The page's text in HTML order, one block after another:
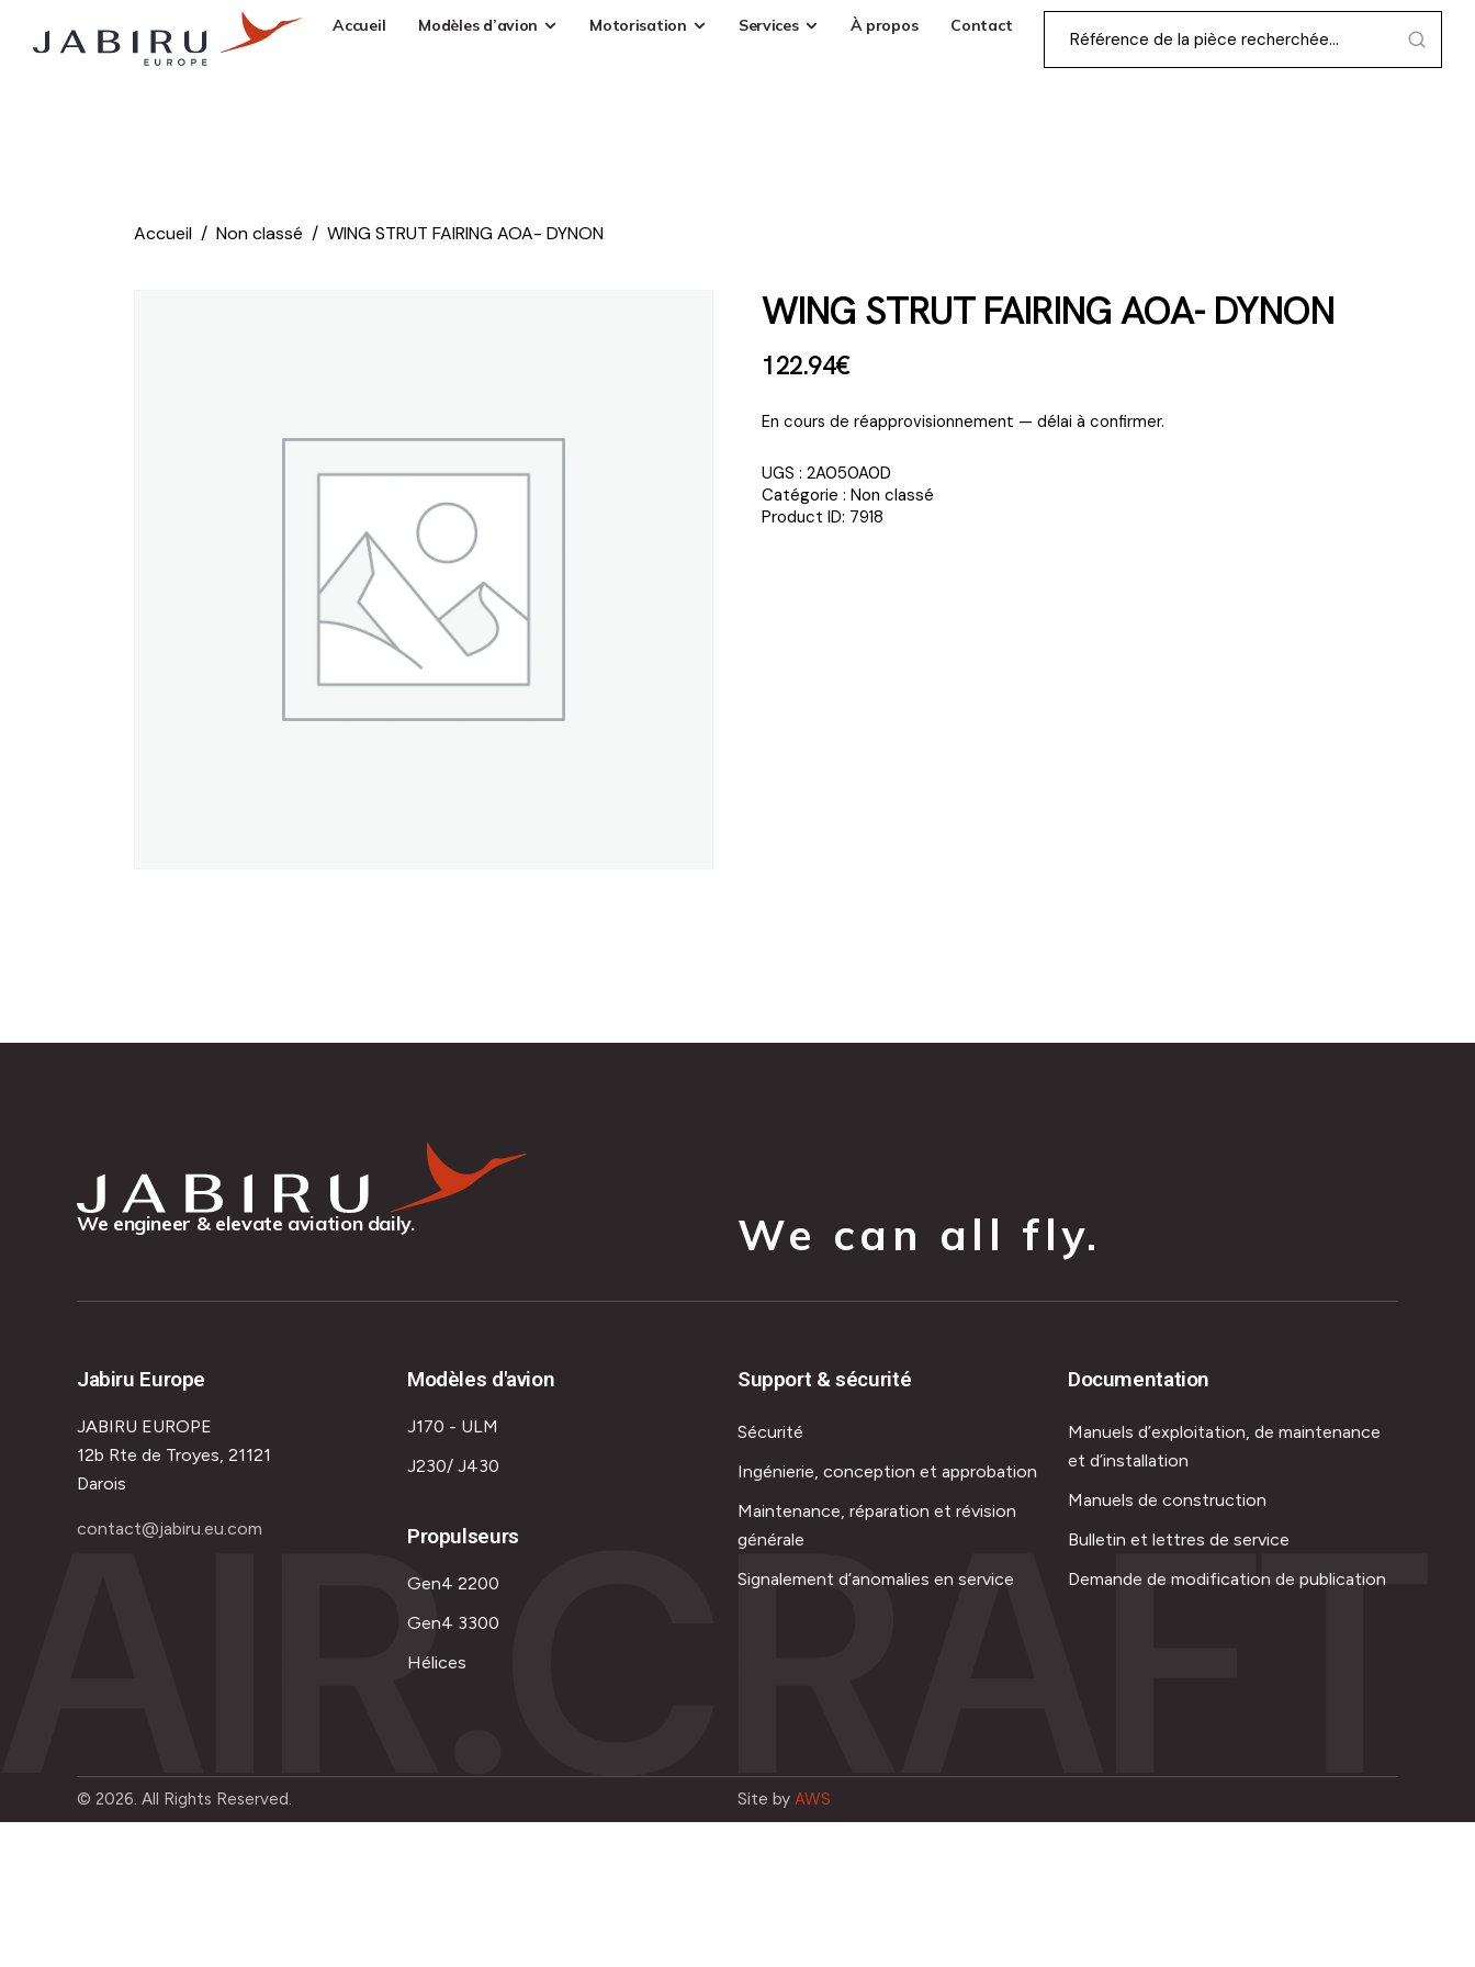
Accueil Modèles d’avion Motorisation Services À propos Contact
Accueil Non classé WING STRUT FAIRING AOA- DYNON
WING STRUT FAIRING AOA- DYNON
122.94€
En cours de réapprovisionnement — délai à confirmer.
UGS : 2A050A0D
Catégorie : Non classé
Product ID: 7918
We engineer & elevate aviation daily. We can all fly.
Jabiru Europe
JABIRU EUROPE
12b Rte de Troyes, 21121
Darois
contact@jabiru.eu.com
Modèles d'avion
J170 - ULM
J230/ J430
Propulseurs
Gen4 2200
Gen4 3300
Hélices
Support & sécurité
Sécurité
Ingénierie, conception et approbation
Maintenance, réparation et révision
générale
Signalement d’anomalies en service
Documentation
Manuels d’exploitation, de maintenance
et d’installation
Manuels de construction
Bulletin et lettres de service
Demande de modification de publication
AIR.CRAFT
© 2026. All Rights Reserved. Site by AWS